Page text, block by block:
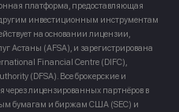
платформа, предоставляющая
инвестиционным инструментам
на основании лицензии,
Астаны (AFSA), и зарегистрирована
Financial Centre (DIFC),
(DFSA). Все брокерские и
лицензированных партнёров в
бумагам и биржам США (SEC) и